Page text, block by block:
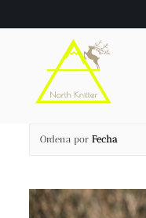
al
Ordena por Fecha